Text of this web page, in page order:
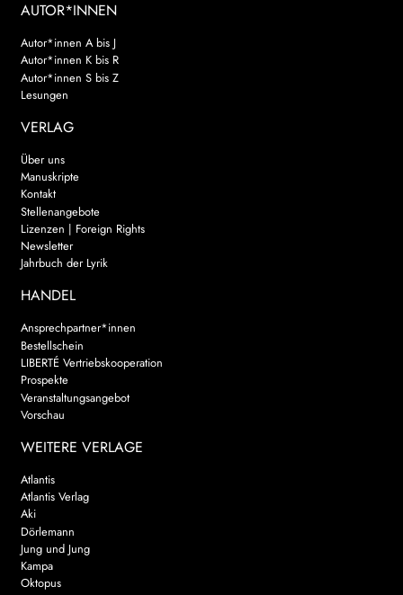
AUTOR*INNEN
Autor*innen A bis J
Autor*innen K bis R
Autor*innen S bis Z
Lesungen
VERLAG
Über uns
Manuskripte
Kontakt
Stellenangebote
Lizenzen | Foreign Rights
Newsletter
Jahrbuch der Lyrik
HANDEL
Ansprechpartner*innen
Bestellschein
LIBERTÉ Vertriebskooperation
Prospekte
Veranstaltungsangebot
Vorschau
WEITERE VERLAGE
Atlantis
Atlantis Verlag
Aki
Dörlemann
Jung und Jung
Kampa
Oktopus